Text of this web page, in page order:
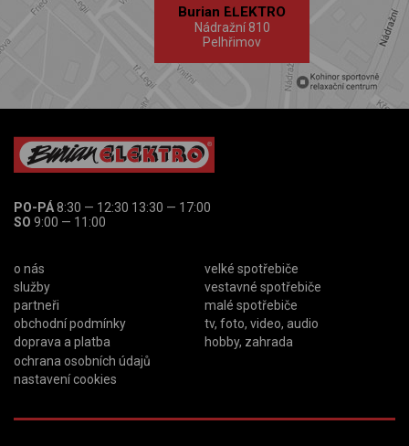
Burian ELEKTRO
Nádražní 810
Pelhřimov
PO-PÁ8:30 — 12:30 13:30 — 17:00
SO 9:00 — 11:00
o nás
služby
partneři
obchodní podmínky
doprava a platba
ochrana osobních údajů
nastavení cookies
velké spotřebiče
vestavné spotřebiče
malé spotřebiče
tv, foto, video, audio
hobby, zahrada